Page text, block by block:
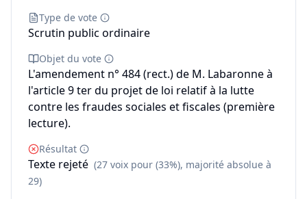
Type de vote
Scrutin public ordinaire
Objet du vote
L'amendement n° 484 (rect.) de M. Labaronne à
l'article 9 ter du projet de loi relatif à la lutte
contre les fraudes sociales et fiscales (première
lecture).
Résultat
Texte rejeté (27 voix pour (33%), majorité absolue à
29)